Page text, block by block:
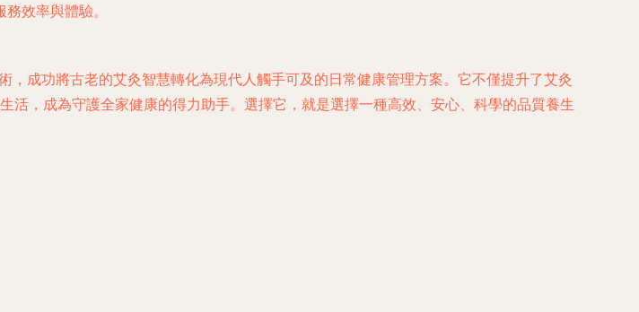
效率與體驗。
成功將古老的艾灸智慧轉化為現代人觸手可及的日常健康管理方案。它不僅提升了艾灸
，成為守護全家健康的得力助手。選擇它，就是選擇一種高效、安心、科學的品質養生